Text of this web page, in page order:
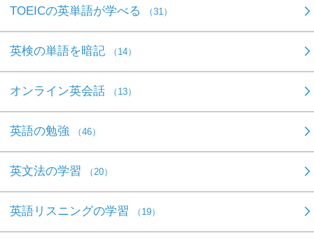
TOEICの英単語が学べる （31）
英検の単語を暗記 （14）
オンライン英会話 （13）
英語の勉強 （46）
英文法の学習 （20）
英語リスニングの学習 （19）